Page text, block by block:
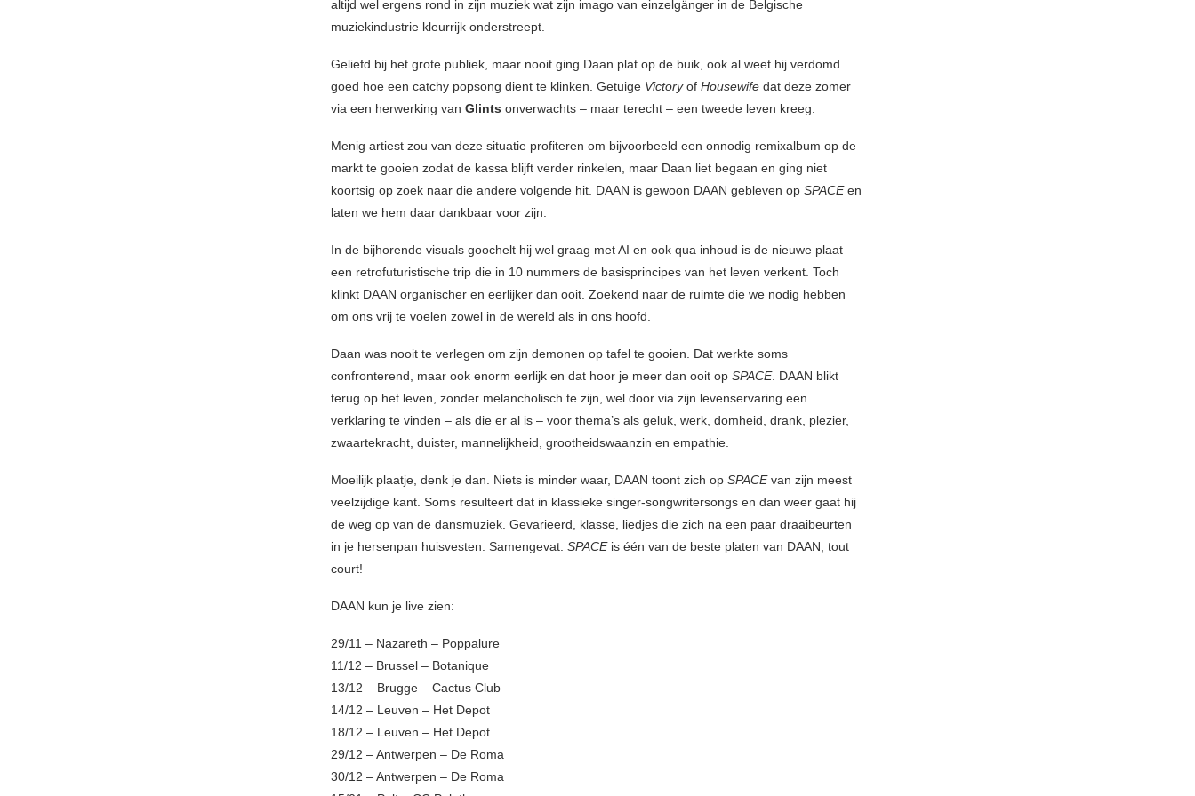
altijd wel ergens rond in zijn muziek wat zijn imago van einzelgänger in de Belgische
muziekindustrie kleurrijk onderstreept.
Geliefd bij het grote publiek, maar nooit ging Daan plat op de buik, ook al weet hij verdomd
goed hoe een catchy popsong dient te klinken. Getuige Victoryof Housewife dat deze zomer
via een herwerking van Glints onverwachts – maar terecht – een tweede leven kreeg.
Menig artiest zou van deze situatie profiteren om bijvoorbeeld een onnodig remixalbum op de
markt te gooien zodat de kassa blijft verder rinkelen, maar Daan liet begaan en ging niet
koortsig op zoek naar die andere volgende hit. DAAN is gewoon DAAN gebleven op SPACEen
laten we hem daar dankbaar voor zijn.
In de bijhorende visuals goochelt hij wel graag met AI en ook qua inhoud is de nieuwe plaat
een retrofuturistische trip die in 10 nummers de basisprincipes van het leven verkent. Toch
klinkt DAAN organischer en eerlijker dan ooit. Zoekend naar de ruimte die we nodig hebben
om ons vrij te voelen zowel in de wereld als in ons hoofd.
Daan was nooit te verlegen om zijn demonen op tafel te gooien. Dat werkte soms
confronterend, maar ook enorm eerlijk en dat hoor je meer dan ooit op SPACE. DAAN blikt
terug op het leven, zonder melancholisch te zijn, wel door via zijn levenservaring een
verklaring te vinden – als die er al is – voor thema’s als geluk, werk, domheid, drank, plezier,
zwaartekracht, duister, mannelijkheid, grootheidswaanzin en empathie.
Moeilijk plaatje, denk je dan. Niets is minder waar, DAAN toont zich op SPACEvan zijn meest
veelzijdige kant. Soms resulteert dat in klassieke singer-songwritersongs en dan weer gaat hij
de weg op van de dansmuziek. Gevarieerd, klasse, liedjes die zich na een paar draaibeurten
in je hersenpan huisvesten. Samengevat: SPACE is één van de beste platen van DAAN, tout
court!
DAAN kun je live zien:
29/11 – Nazareth – Poppalure
11/12 – Brussel – Botanique
13/12 – Brugge – Cactus Club
14/12 – Leuven – Het Depot
18/12 – Leuven – Het Depot
29/12 – Antwerpen – De Roma
30/12 – Antwerpen – De Roma